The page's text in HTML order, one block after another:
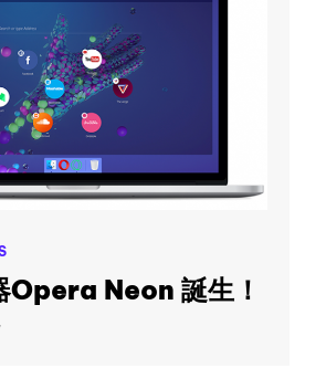
Opera Neon 誕生！